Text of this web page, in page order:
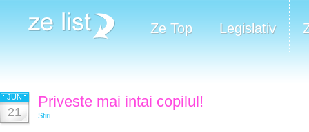
Ze Top Legislativ
JUN
21
Priveste mai intai copilul!
Stiri